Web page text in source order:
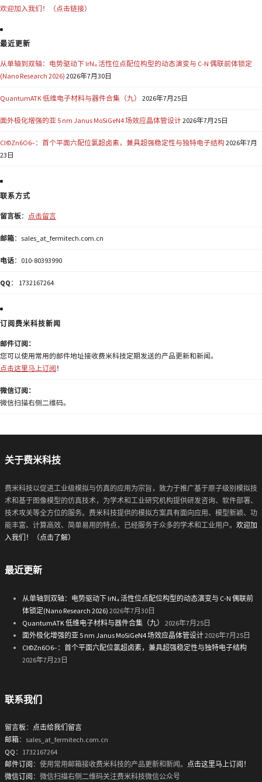
欢迎加入我们！（点击链接）
最近更新
从单轴到双轴：电势驱动下 IrN₄ 活性位点配位构型的动态演变与 C-N 偶联前体锁定
(Nano Research 2026) 2026年7月30日
QuantumATK 低维电子材料与器件合集（九） 2026年7月25日
面外极化增强的亚 5 nm Janus MoSiGeN4 场效应晶体管设计2026年7月25日
Cl©Zn6O6−：首个平面六配位氯超卤素，兼具超强稳定性与独特电子结构2026年7月
23日
联系方式
留言板： 点击留言
邮箱：sales_at_fermitech.com.cn
电话：010-80393990
QQ ： 1732167264
订阅费米科技新闻
邮件订阅：
您可以使用常用的邮件地址接收费米科技定期发送的产品更新和新闻。
点击这里马上订阅 ！
微信订阅：
微信扫描右侧二维码。
关于费米科技
费米科技以促进工业级模拟与仿真的应用为宗旨，致力于推广基于原子级别模拟技
术和基于图像模型的仿真技术，为学术和工业研究机构提供研发咨询、软件部署、
技术攻关等全方位的服务。费米科技提供的模拟方案具有面向应用、模型新颖、功
能丰富、计算高效、简单易用的特点，已经服务于众多的学术和工业用户。 欢迎加
入我们！（点击了解）
最近更新
从单轴到双轴：电势驱动下 IrN₄ 活性位点配位构型的动态演变与 C-N 偶联前
体锁定(Nano Research 2026) 2026年7月30日
QuantumATK 低维电子材料与器件合集（九）
2026年7月25日
面外极化增强的亚 5 nm Janus MoSiGeN4 场效应晶体管设计2026年7月25日
Cl©Zn6O6−：首个平面六配位氯超卤素，兼具超强稳定性与独特电子结构
2026年7月23日
联系我们
留言板 ： 点击给我们留言
邮箱：sales_at_fermitech.com.cn
QQ ：1732167264
邮件订阅 ：使用常用邮箱接收费米科技的产品更新和新闻。 点击这里马上订阅！
微信订阅 ：微信扫描右侧二维码关注费米科技微信公众号